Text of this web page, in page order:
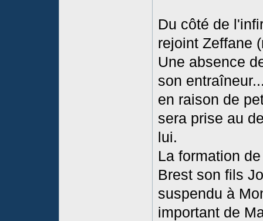
Du côté de
rejoint Zeffane
Une absence
son
en raison de
sera prise au
lui.
La formation
Brest son fils
suspendu à
important de